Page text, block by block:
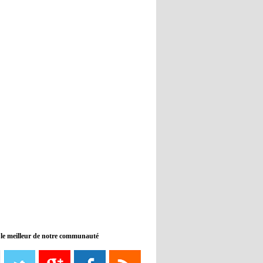
08:21 - 2022/11/08
propriétaire
meilleur de notre communauté